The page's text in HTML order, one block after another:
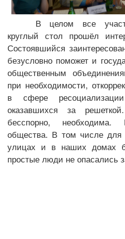
В целом все
круглый стол прошёл
Состоявшийся
безусловно поможет и
общественным
при необходимости,
в сфере
оказавшихся за
бесспорно,
общества. В том числе для
улицах и в наших домах
простые люди не опасались